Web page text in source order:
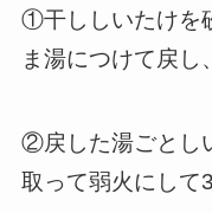
①干ししいたけを
ま湯につけて戻し
②戻した湯ごとし
取って弱火にして